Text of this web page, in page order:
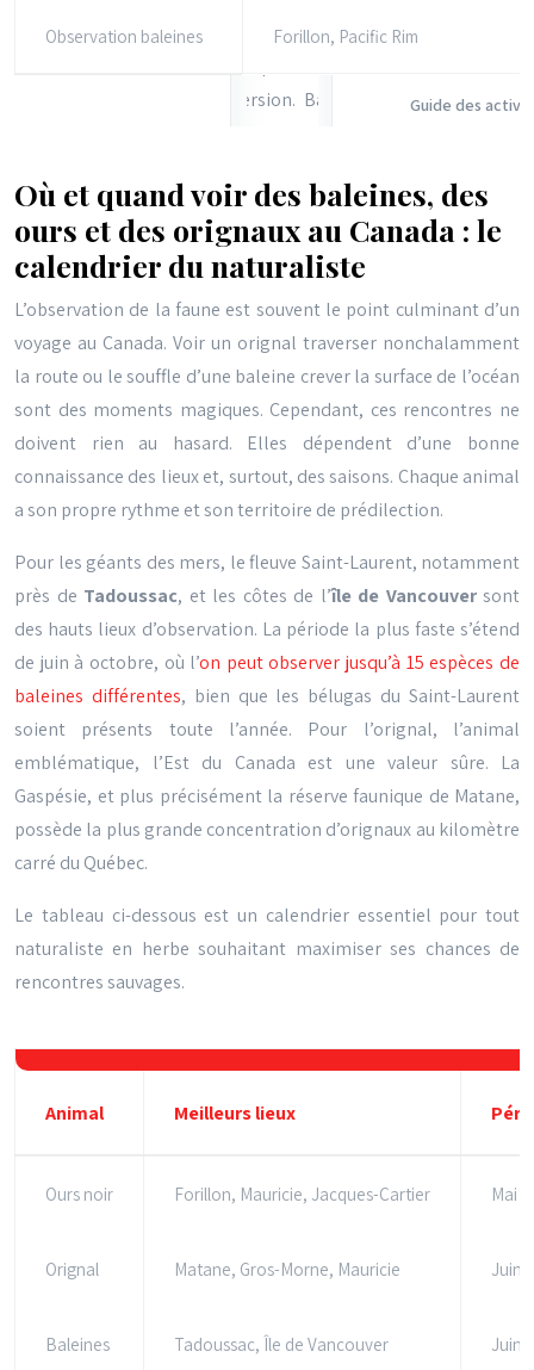
Guide des
Observation baleines Forillon, Pacific Rim
Où et quand voir des baleines, des
ours et des orignaux au Canada : le
calendrier du naturaliste
L’observation de la faune est souvent le point culminant d’un
voyage au Canada. Voir un orignal traverser nonchalamment
la route ou le souffle d’une baleine crever la surface de l’océan
sont des moments magiques. Cependant, ces rencontres ne
doivent rien au hasard. Elles dépendent d’une bonne
connaissance des lieux et, surtout, des saisons. Chaque animal
a son propre rythme et son territoire de prédilection.
Pour les géants des mers, le fleuve Saint-Laurent, notamment
près de Tadoussac, et les côtes de l’île de Vancouversont
des hauts lieux d’observation. La période la plus faste s’étend
de juin à octobre, où l’on peut observer jusqu’à 15 espèces de
baleines différentes, bien que les bélugas du Saint-Laurent
soient présents toute l’année. Pour l’orignal, l’animal
emblématique, l’Est du Canada est une valeur sûre. La
Gaspésie, et plus précisément la réserve faunique de Matane,
possède la plus grande concentration d’orignaux au kilomètre
carré du Québec.
Le tableau ci-dessous est un calendrier essentiel pour tout
naturaliste en herbe souhaitant maximiser ses chances de
rencontres sauvages.
Animal Meilleurs lieux
Ours noir Forillon, Mauricie, Jacques-Cartier Mai
Orignal Matane, Gros-Morne, Mauricie Juin
Baleines Tadoussac, Île de Vancouver Juin